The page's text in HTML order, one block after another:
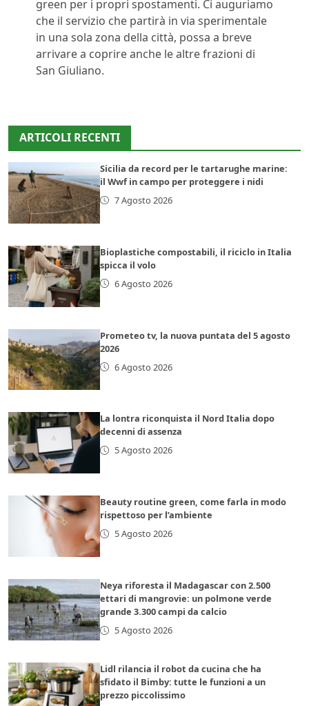
green per i propri spostamenti. Ci auguriamo
che il servizio che partirà in via sperimentale
in una sola zona della città, possa a breve
arrivare a coprire anche le altre frazioni di
San Giuliano.
ARTICOLI RECENTI
Sicilia da record per le tartarughe marine:
il Wwf in campo per proteggere i nidi
7 Agosto 2026
Bioplastiche compostabili, il riciclo in Italia
spicca il volo
6 Agosto 2026
Prometeo tv, la nuova puntata del 5 agosto
2026
6 Agosto 2026
La lontra riconquista il Nord Italia dopo
decenni di assenza
5 Agosto 2026
Beauty routine green, come farla in modo
rispettoso per l’ambiente
5 Agosto 2026
Neya riforesta il Madagascar con 2.500
ettari di mangrovie: un polmone verde
grande 3.300 campi da calcio
5 Agosto 2026
Lidl rilancia il robot da cucina che ha
sfidato il Bimby: tutte le funzioni a un
prezzo piccolissimo